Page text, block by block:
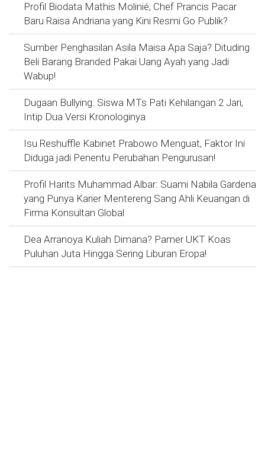
Profil Biodata Mathis Molinié, Chef Prancis Pacar
Baru Raisa Andriana yang Kini Resmi Go Publik?
Sumber Penghasilan Asila Maisa Apa Saja? Dituding
Beli Barang Branded Pakai Uang Ayah yang Jadi
Wabup!
Dugaan Bullying: Siswa MTs Pati Kehilangan 2 Jari,
Intip Dua Versi Kronologinya
Isu Reshuffle Kabinet Prabowo Menguat, Faktor Ini
Diduga jadi Penentu Perubahan Pengurusan!
Profil Harits Muhammad Albar: Suami Nabila Gardena
yang Punya Karier Mentereng Sang Ahli Keuangan di
Firma Konsultan Global
Dea Arranoya Kuliah Dimana? Pamer UKT Koas
Puluhan Juta Hingga Sering Liburan Eropa!